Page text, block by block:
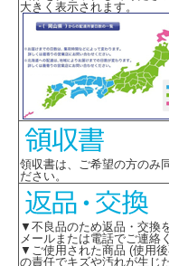
大きく表示されます。
領収書は、ご希望の方のみ
ださい。
▼不良品のため返品・交換
メールまたは電話でご連絡
▼ご使用された商品 (使用
の責任でキズや汚れが生じ